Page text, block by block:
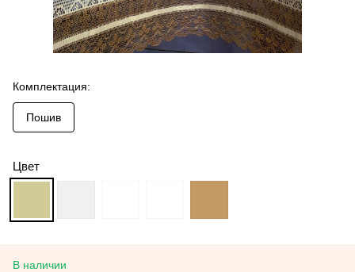
Комплектация:
Пошив
Цвет
В наличии